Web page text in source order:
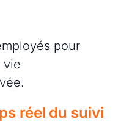
pour
vie
réel du suivi